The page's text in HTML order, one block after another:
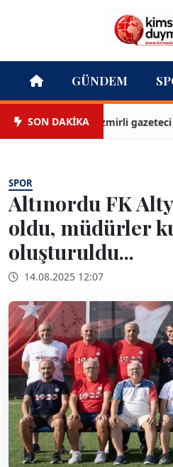
GÜNDEM
SON DAKİKAİzmirli gazeteci
SPOR
Altınordu FK
oldu, müdürler
oluşturuldu...
14.08.2025 12:07